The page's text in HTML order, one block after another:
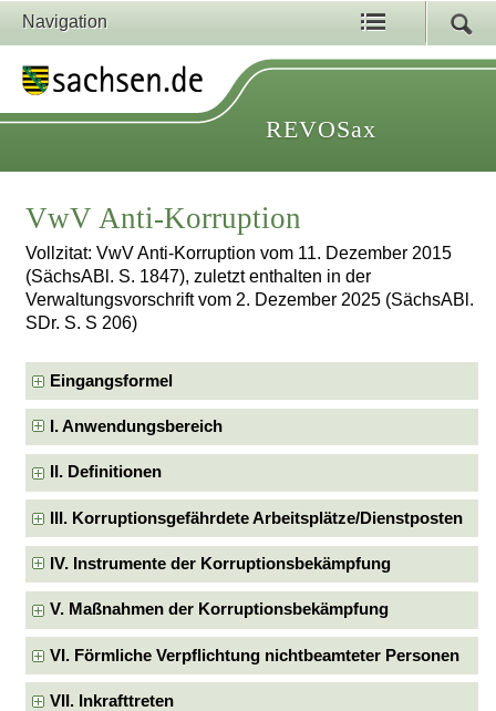
Navigation
REVOSax
VwV Anti-Korruption
Vollzitat: VwV Anti-Korruption vom 11. Dezember 2015
(SächsABl. S. 1847), zuletzt enthalten in der
Verwaltungsvorschrift vom 2. Dezember 2025 (SächsABl.
SDr. S. S 206)
Eingangsformel
I. Anwendungsbereich
II. Definitionen
III. Korruptionsgefährdete Arbeitsplätze/Dienstposten
IV. Instrumente der Korruptionsbekämpfung
V. Maßnahmen der Korruptionsbekämpfung
VI. Förmliche Verpflichtung nichtbeamteter Personen
VII. Inkrafttreten